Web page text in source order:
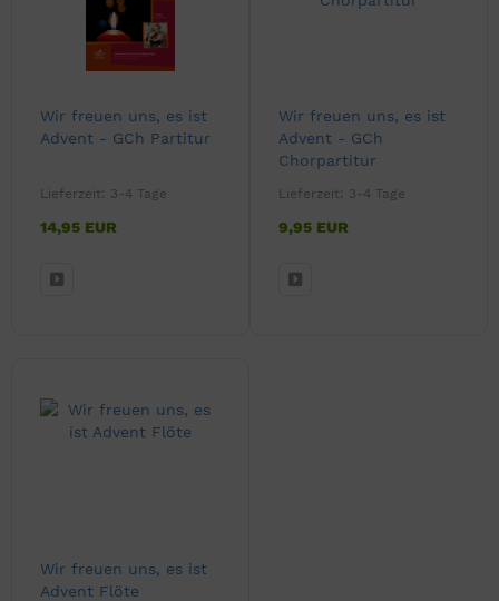
Wir freuen uns, es ist
Advent - GCh Partitur
Lieferzeit: 3-4 Tage
14,95 EUR
Wir freuen uns, es ist
Advent - GCh
Chorpartitur
Lieferzeit: 3-4 Tage
9,95 EUR
Wir freuen uns, es ist
Advent Flöte